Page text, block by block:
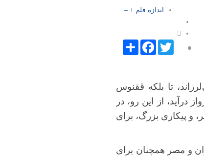
اندازه قلم +
–
Share
FacebookTwitter
تا بلکه ققنوس
درآید، از این رو، در
و پیکاری بزرگ، برای
و مصر همچنان برای